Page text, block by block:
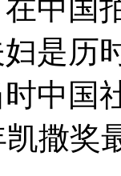
中国
是历
中国
凯撒奖